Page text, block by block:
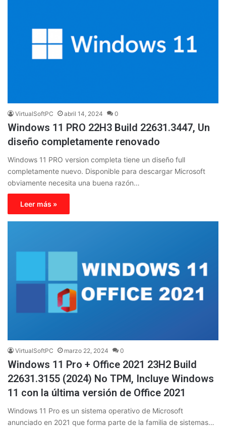
VirtualSoftPC abril 14, 2024 0
Windows 11 PRO 22H3 Build 22631.3447, Un
diseño completamente renovado
Windows 11 PRO version completa tiene un diseño full
completamente nuevo. Disponible para descargar Microsoft
obviamente necesita una buena razón…
Leer más »
VirtualSoftPC marzo 22, 2024 0
Windows 11 Pro + Office 2021 23H2 Build
22631.3155 (2024) No TPM, Incluye Windows
11 con la última versión de Office 2021
Windows 11 Pro es un sistema operativo de Microsoft
anunciado en 2021 que forma parte de la familia de sistemas…